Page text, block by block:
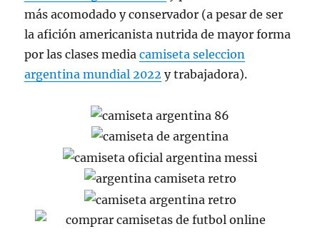
más acomodado y conservador (a pesar de ser
la afición americanista nutrida de mayor forma
por las clases mediacamiseta seleccion
argentina mundial 2022 y trabajadora).